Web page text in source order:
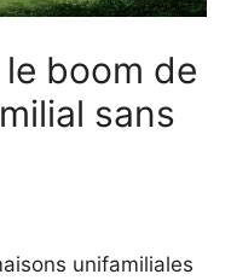
boom de
sans
unifamiliales